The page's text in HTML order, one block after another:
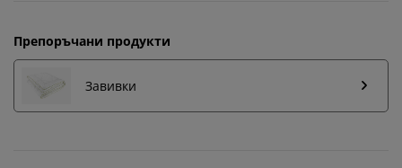
Препоръчани продукти
Завивки